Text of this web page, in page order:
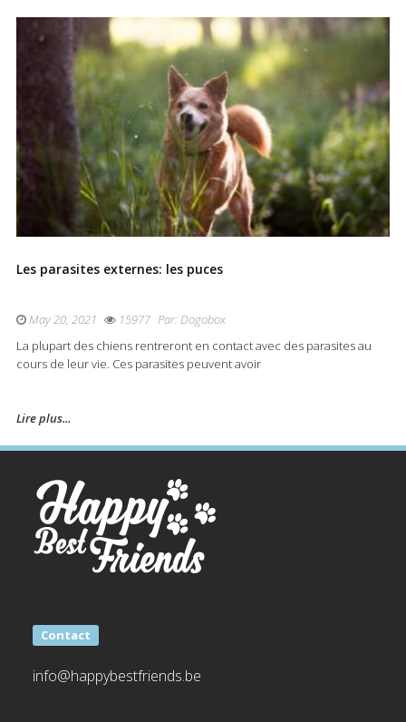
Les parasites externes: les puces
May 20, 2021 15977 Par:Dogobox
La plupart des chiens rentreront en contact avec des parasites au
cours de leur vie. Ces parasites peuvent avoir
Lire plus...
Contact
info@happybestfriends.be